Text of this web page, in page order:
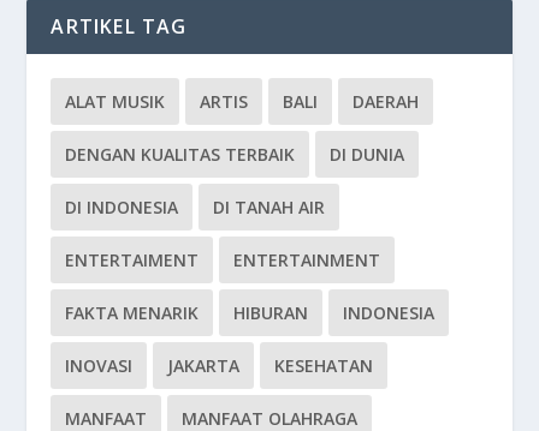
ARTIKEL TAG
ALAT MUSIK ARTIS BALI DAERAH
DENGAN KUALITAS TERBAIK DI DUNIA
DI INDONESIA DI TANAH AIR
ENTERTAIMENT ENTERTAINMENT
FAKTA MENARIK HIBURAN INDONESIA
INOVASI JAKARTA KESEHATAN
MANFAAT MANFAAT OLAHRAGA